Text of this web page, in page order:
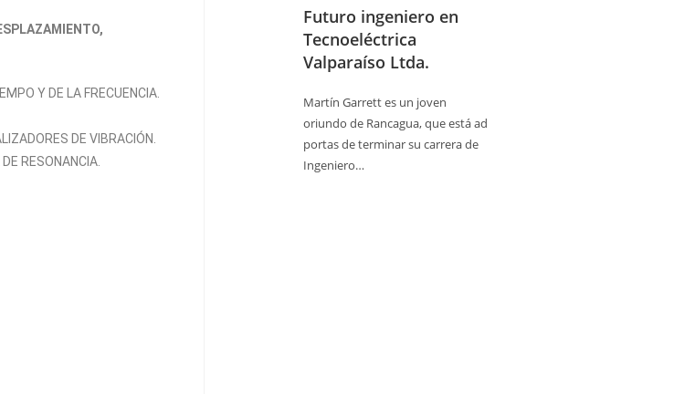
Y DE LA FRECUENCIA.
DE VIBRACIÓN.
RESONANCIA.
Futuro ingeniero en
Tecnoeléctrica
Valparaíso Ltda.
Martín Garrett es un joven
oriundo de Rancagua, que está ad
portas de terminar su carrera de
Ingeniero…